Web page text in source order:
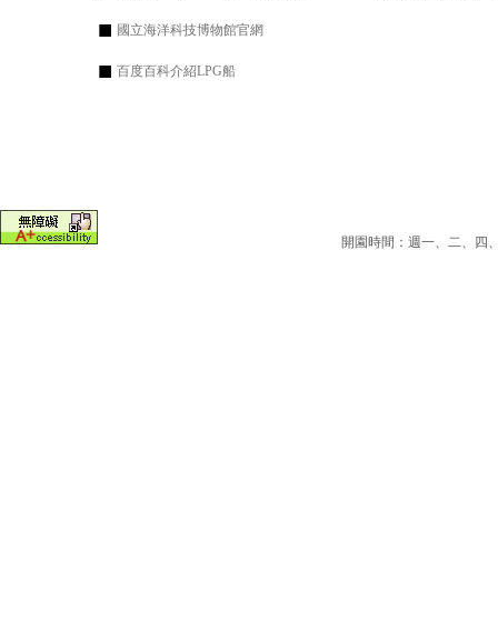
■ 國立海洋科技博物館官網
■ 百度百科介紹LPG船
開園時間：週一、二、四